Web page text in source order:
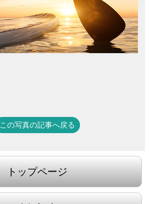
この写真の記事へ戻る
トップページ